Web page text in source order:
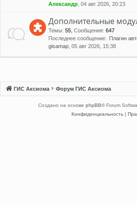
Александр , 04 авг 2026, 20:23
Дополнительные
Темы: 55 Сообщения: 647
Последнее сообщение: Плагин
gisamap , 05 авг 2026, 15:38
ГИС Аксиома Форум ГИС Аксиома
Создано на основе phpBB® Forum
Конфиденциальность|